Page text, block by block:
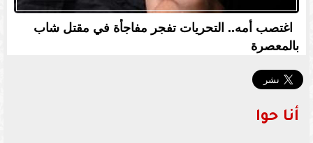
اغتصب أمه.. التحريات تفجر مفاجأة في مقتل شاب
بالمعصرة
أنا حوا